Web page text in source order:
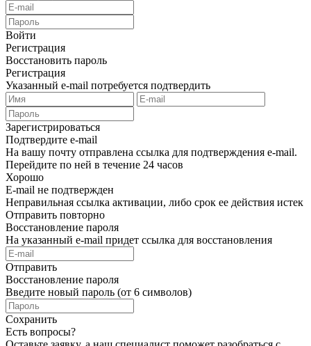
Войти
Регистрация
Восстановить пароль
Регистрация
Указанный e-mail потребуется подтвердить
Зарегистрироваться
Подтвердите e-mail
На вашу почту отправлена ссылка для подтверждения e-mail.
Перейдите по ней в течение 24 часов
Хорошо
E-mail не подтвержден
Неправильная ссылка активации, либо срок ее действия истек
Отправить повторно
Восстановление пароля
На указанный e-mail придет ссылка для восстановления
Отправить
Восстановление пароля
Введите новый пароль (от 6 символов)
Сохранить
Есть вопросы?